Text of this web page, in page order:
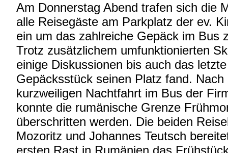
Am Donnerstag Abend trafen sich die
alle Reisegäste am Parkplatz der ev.
ein um das zahlreiche Gepäck im Bus
Trotz zusätzlichem umfunktionierten
einige Diskussionen bis auch das letzte
Gepäcksstück seinen Platz fand. Nach
kurzweiligen Nachtfahrt im Bus der
konnte die rumänische Grenze
überschritten werden. Die beiden
Mozoritz und Johannes Teutsch
ersten Rast in Rumänien das